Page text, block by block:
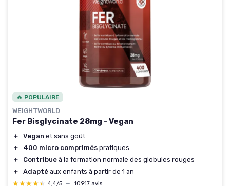
🔥 POPULAIRE
WEIGHTWORLD
Fer Bisglycinate 28mg - Vegan
＋ Vegan et sans goût
＋
400 micro comprimés pratiques
＋
Contribue à la formation normale des globules rouges
＋
Adapté aux enfants à partir de 1 an
★★★★★
★★★★★ 4,4/5 — 10917 avis